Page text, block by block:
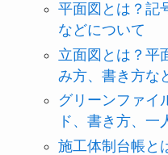
平面図とは？記
などについて
立面図とは？平
み方、書き方な
グリーンファイ
ド、書き方、一
施工体制台帳と